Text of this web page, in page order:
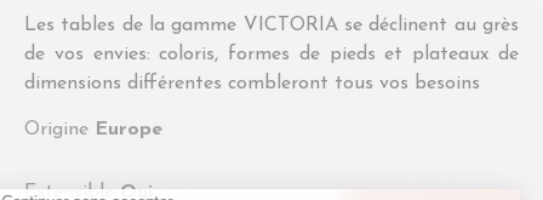
Les tables de la gamme VICTORIA se déclinent au grès
de vos envies: coloris, formes de pieds et plateaux de
dimensions différentes combleront tous vos besoins
Origine Europe
Extensible Oui